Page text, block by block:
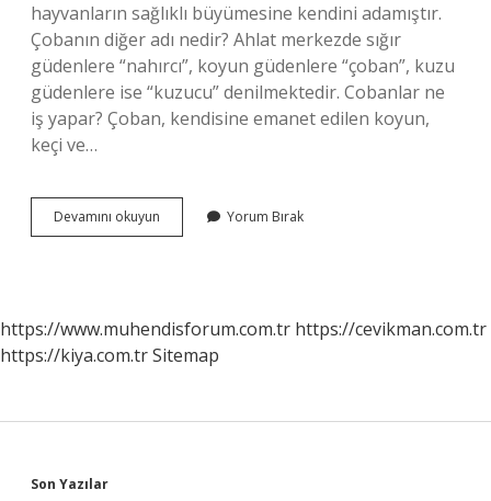
hayvanların sağlıklı büyümesine kendini adamıştır.
Çobanın diğer adı nedir? Ahlat merkezde sığır
güdenlere “nahırcı”, koyun güdenlere “çoban”, kuzu
güdenlere ise “kuzucu” denilmektedir. Cobanlar ne
iş yapar? Çoban, kendisine emanet edilen koyun,
keçi ve…
Devamını okuyun
Ne
Yorum Bırak
https://www.muhendisforum.com.tr https://cevikman.com.tr
https://kiya.com.trSitemap
Son Yazılar